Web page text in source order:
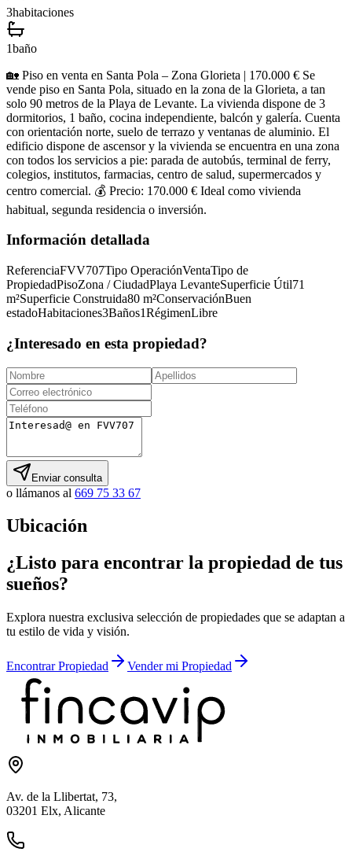
3habitaciones
1baño
🏡 Piso en venta en Santa Pola – Zona Glorieta | 170.000 € Se
vende piso en Santa Pola, situado en la zona de la Glorieta, a tan
solo 90 metros de la Playa de Levante. La vivienda dispone de 3
dormitorios, 1 baño, cocina independiente, balcón y galería. Cuenta
con orientación norte, suelo de terrazo y ventanas de aluminio. El
edificio dispone de ascensor y la vivienda se encuentra en una zona
con todos los servicios a pie: parada de autobús, terminal de ferry,
colegios, institutos, farmacias, centro de salud, supermercados y
centro comercial. 💰 Precio: 170.000 € Ideal como vivienda
habitual, segunda residencia o inversión.
Información detallada
ReferenciaFVV707Tipo OperaciónVentaTipo de
PropiedadPisoZona / CiudadPlaya LevanteSuperficie Útil71
m²Superficie Construida80 m²ConservaciónBuen
estadoHabitaciones3Baños1RégimenLibre
¿Interesado en esta propiedad?
Enviar consulta
o llámanos al 669 75 33 67
Ubicación
¿Listo para encontrar la propiedad de tus
sueños?
Explora nuestra exclusiva selección de propiedades que se adaptan a
tu estilo de vida y visión.
Encontrar Propiedad Vender mi Propiedad
Av. de la Llibertat, 73,
03201 Elx, Alicante